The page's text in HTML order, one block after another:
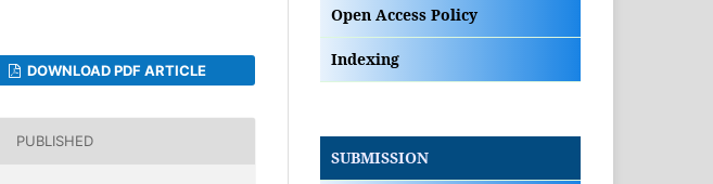
DOWNLOAD PDF ARTICLE
PUBLISHED
Open Access Policy
Indexing
SUBMISSION